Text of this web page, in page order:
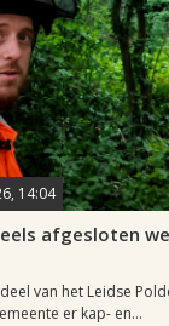
14:04
afgesloten
van het Leidse
er kap- en...